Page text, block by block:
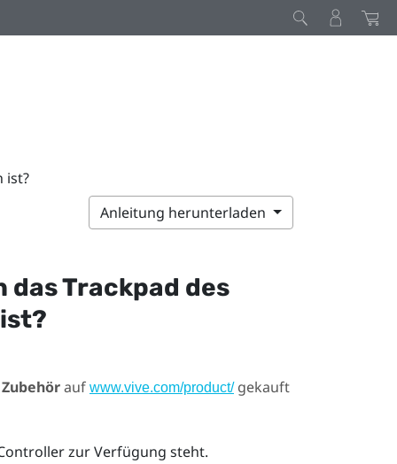
ist?
Anleitung herunterladen
das Trackpad des
Zubehörauf www.vive.com/product/gekauft
zur Verfügung steht.